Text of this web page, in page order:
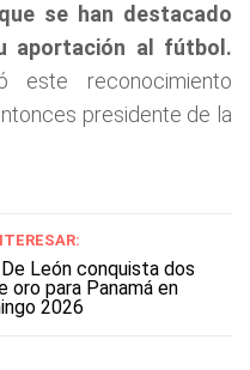
se han destacado
aportación al fútbol.
reconocimiento
presidente de la
León conquista dos
oro para Panamá en
2026